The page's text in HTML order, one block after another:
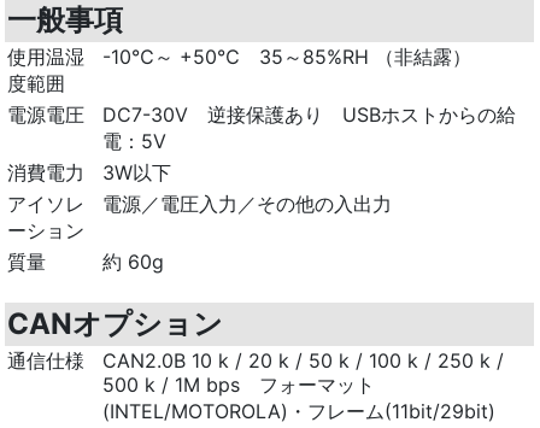
一般事項
使用温湿
度範囲
-10℃～ +50℃ 35～85%RH （非結露）
電源電圧
DC7-30V 逆接保護あり USBホストからの給
電：5V
消費電力
3W以下
アイソレ
ーション
電源／電圧入力／その他の入出力
質量 約 60g
CANオプション
通信仕様
CAN2.0B 10 k / 20 k / 50 k / 100 k / 250 k /
500 k / 1M bps フォーマット
(INTEL/MOTOROLA)・フレーム(11bit/29bit)